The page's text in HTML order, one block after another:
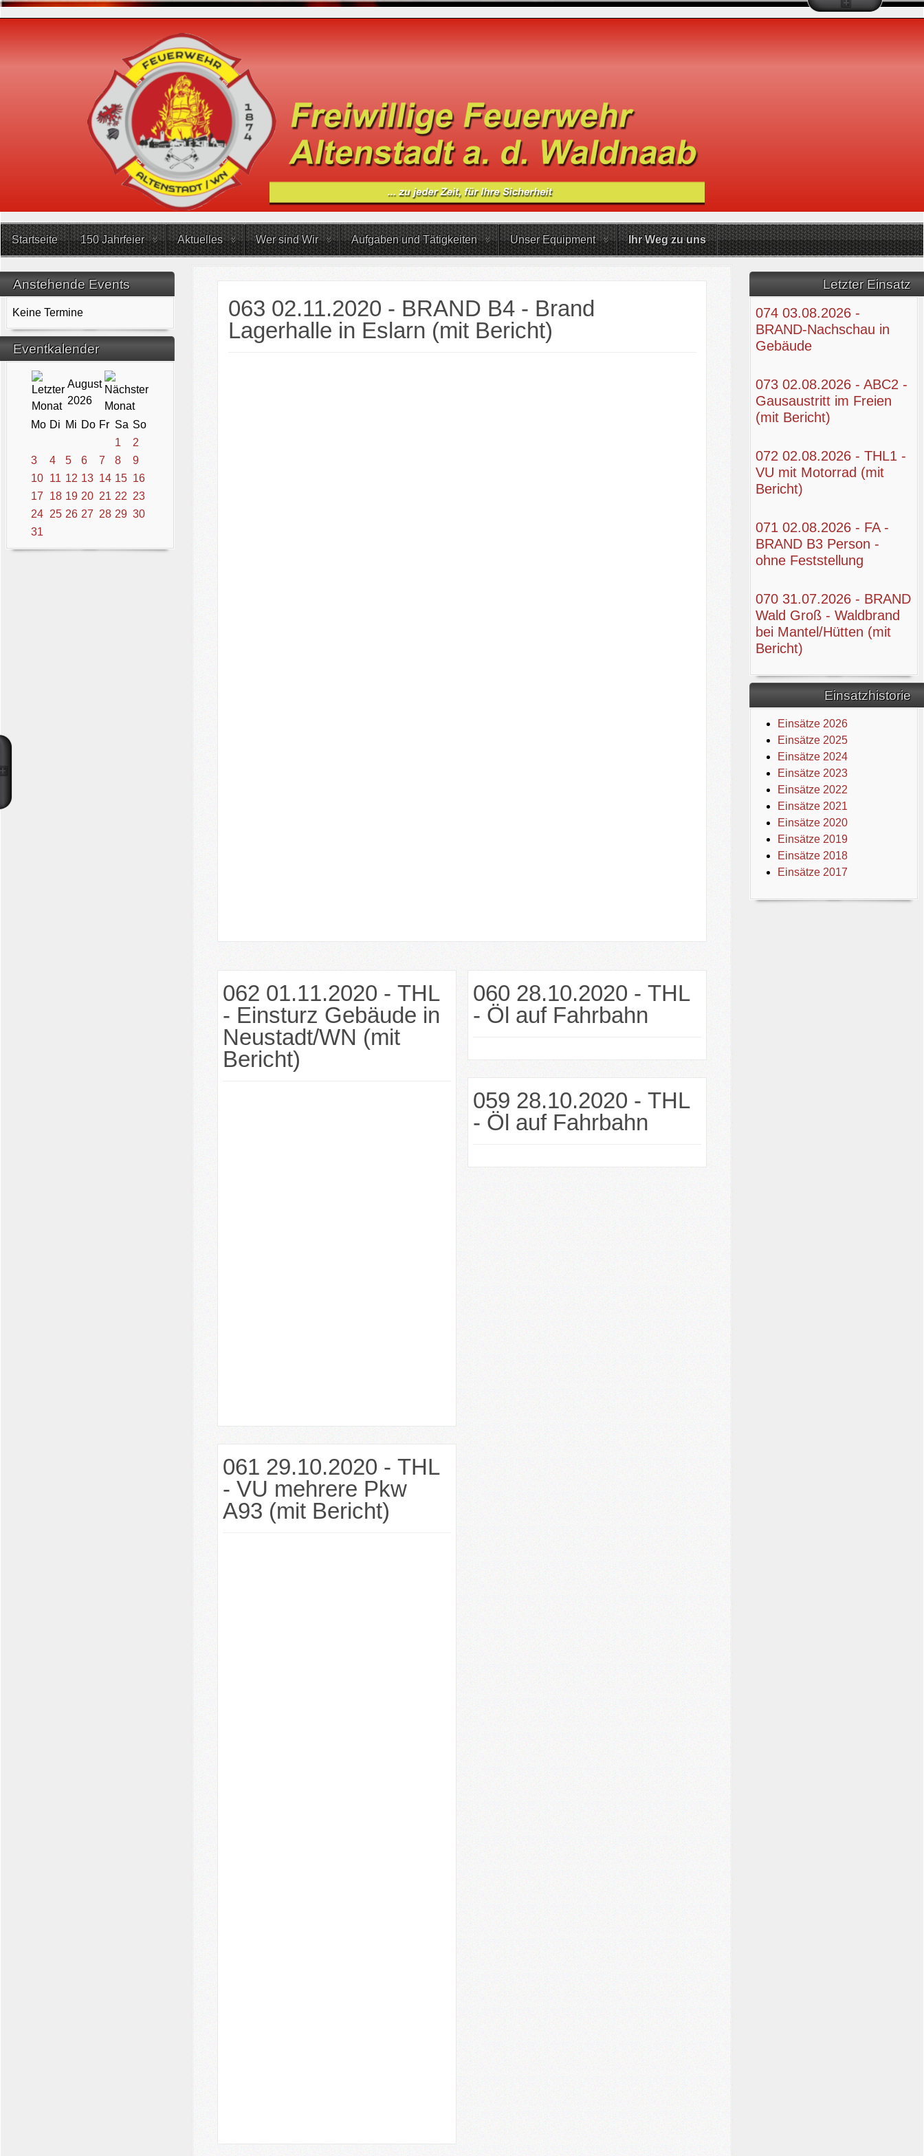
Startseite 150 Jahrfeier Aktuelles Wer sind Wir Aufgaben und Tätigkeiten Unser Equipment Ihr Weg zu uns
Anstehende Events
Keine Termine
Eventkalender
August
2026
Mo Di Mi Do Fr Sa So
1
2
3
4 5 6 7 8
9
10 11 12 13 14 15 16
17
18 19 20 21 22 23
24 25 26 27 28 29 30
31
Letzter Einsatz
074 03.08.2026 -
BRAND-Nachschau in
Gebäude
073 02.08.2026 - ABC2 -
Gausaustritt im Freien
(mit Bericht)
072 02.08.2026 - THL1 -
VU mit Motorrad (mit
Bericht)
071 02.08.2026 - FA -
BRAND B3 Person -
ohne Feststellung
070 31.07.2026 - BRAND
Wald Groß - Waldbrand
bei Mantel/Hütten (mit
Bericht)
Einsatzhistorie
Einsätze 2026
Einsätze 2025
Einsätze 2024
Einsätze 2023
Einsätze 2022
Einsätze 2021
Einsätze 2020
Einsätze 2019
Einsätze 2018
Einsätze 2017
063 02.11.2020 - BRAND B4 - Brand
Lagerhalle in Eslarn (mit Bericht)
062 01.11.2020 - THL
- Einsturz Gebäude in
Neustadt/WN (mit
Bericht)
061 29.10.2020 - THL
- VU mehrere Pkw
A93 (mit Bericht)
060 28.10.2020 - THL
- Öl auf Fahrbahn
059 28.10.2020 - THL
- Öl auf Fahrbahn